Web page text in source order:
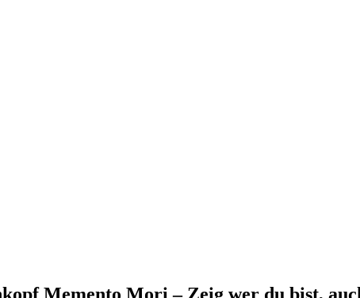
Memento Mori – Zeig wer du bist,